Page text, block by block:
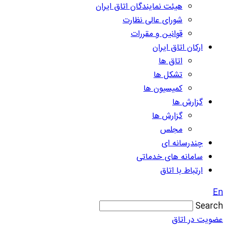
هیئت نمایندگان اتاق ایران
شورای عالی نظارت
قوانین و مقررات
ارکان اتاق ایران
اتاق ها
تشکل ها
کمیسیون ها
گزارش ها
گزارش ها
مجلس
چندرسانه ای
سامانه های خدماتی
ارتباط با اتاق
En
Search
عضویت در اتاق